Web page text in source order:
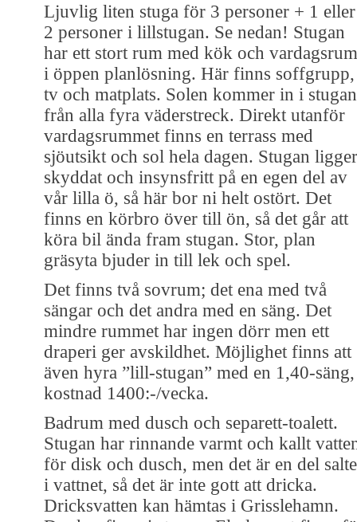
Ljuvlig liten stuga för 3 personer + 1 eller
2 personer i lillstugan. Se nedan! Stugan
har ett stort rum med kök och vardagsrum
i öppen planlösning. Här finns soffgrupp,
tv och matplats. Solen kommer in i stugan
från alla fyra väderstreck. Direkt utanför
vardagsrummet finns en terrass med
sjöutsikt och sol hela dagen. Stugan ligger
skyddat och insynsfritt på en egen del av
vår lilla ö, så här bor ni helt ostört. Det
finns en körbro över till ön, så det går att
köra bil ända fram stugan. Stor, plan
gräsyta bjuder in till lek och spel.
Det finns två sovrum; det ena med två
sängar och det andra med en säng. Det
mindre rummet har ingen dörr men ett
draperi ger avskildhet. Möjlighet finns att
även hyra ”lill-stugan” med en 1,40-säng,
kostnad 1400:-/vecka.
Badrum med dusch och separett-toalett.
Stugan har rinnande varmt och kallt
för disk och dusch, men det är en del
i vattnet, så det är inte gott att dricka.
Dricksvatten kan hämtas i Grisslehamn.